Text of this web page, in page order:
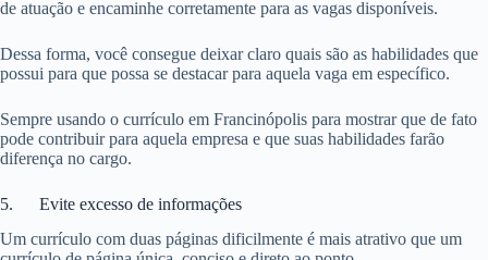
de atuação e encaminhe corretamente para as vagas disponíveis.
Dessa forma, você consegue deixar claro quais são as habilidades que
possui para que possa se destacar para aquela vaga em específico.
Sempre usando o currículo em Francinópolis para mostrar que de fato
pode contribuir para aquela empresa e que suas habilidades farão
diferença no cargo.
5. Evite excesso de informações
Um currículo com duas páginas dificilmente é mais atrativo que um